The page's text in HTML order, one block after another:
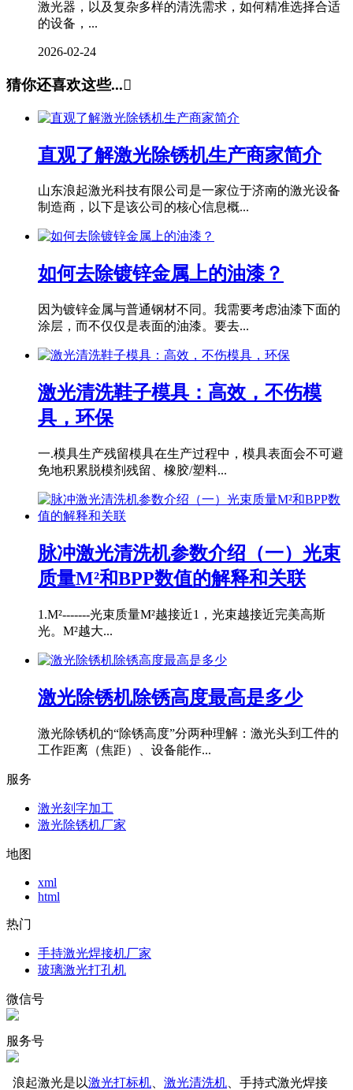
激光器，以及复杂多样的清洗需求，如何精准选择合适
的设备，...
2026-02-24
猜你还喜欢这些...
直观了解激光除锈机生产商家简介
山东浪起激光科技有限公司是一家位于济南的激光设备
制造商，以下是该公司的核心信息概...
如何去除镀锌金属上的油漆？
因为镀锌金属与普通钢材不同。我需要考虑油漆下面的
涂层，而不仅仅是表面的油漆。要去...
激光清洗鞋子模具：高效，不伤模
具，环保
一.模具生产残留模具在生产过程中，模具表面会不可避
免地积累脱模剂残留、橡胶/塑料...
脉冲激光清洗机参数介绍（一）光束
质量M²和BPP数值的解释和关联
1.M²-------光束质量M²越接近1，光束越接近完美高斯
光。M²越大...
激光除锈机除锈高度最高是多少
激光除锈机的“除锈高度”分两种理解：激光头到工件的
工作距离（焦距）、设备能作...
服务
激光刻字加工
激光除锈机厂家
地图
xml
html
热门
手持激光焊接机厂家
玻璃激光打孔机
微信号
服务号
浪起激光是以激光打标机 激光清洗机 、手持式激光焊接